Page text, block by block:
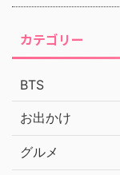
カテゴリー
BTS
お出かけ
グルメ